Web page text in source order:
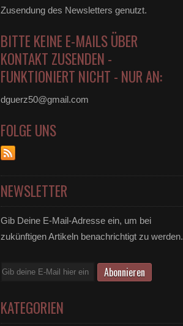
Zusendung des Newsletters genutzt.
BITTE KEINE E-MAILS ÜBER
KONTAKT ZUSENDEN -
FUNKTIONIERT NICHT - NUR AN:
dguerz50@gmail.com
FOLGE UNS
NEWSLETTER
Gib Deine E-Mail-Adresse ein, um bei
zukünftigen Artikeln benachrichtigt zu werden.
E-
KATEGORIEN